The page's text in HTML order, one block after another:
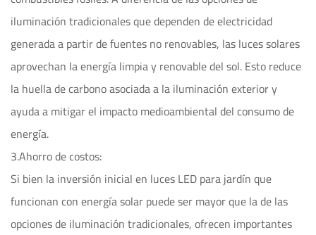
iluminación tradicionales que dependen de electricidad
generada a partir de fuentes no renovables, las luces solares
aprovechan la energía limpia y renovable del sol. Esto reduce
la huella de carbono asociada a la iluminación exterior y
ayuda a mitigar el impacto medioambiental del consumo de
energía.
3.Ahorro de costos:
Si bien la inversión inicial en luces LED para jardín que
funcionan con energía solar puede ser mayor que la de las
opciones de iluminación tradicionales, ofrecen importantes